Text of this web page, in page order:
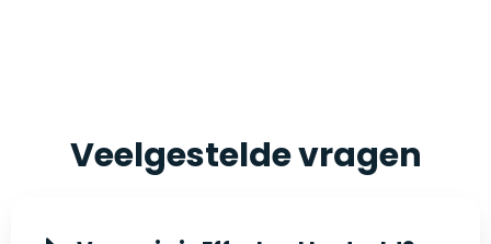
Veelgestelde vragen